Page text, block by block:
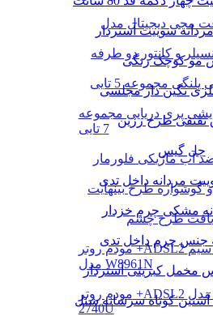
مجموعه 5 تایی
پری دریایی مجموعه
7 تایی
ماژیکی فلورمار
گوشواره طرح بینهایت
بافت طرح چشم
مودم روتر +ADSL2 بی سیم TP-LINK
مدل W8961N
مودم روتر +ADSL2 بی سیم نتنزا مدل
2740U
سوییت آستردار
مو کوچک رنگی
نگین دار مجلسی
تقتقی طرح رزین
چل گیس
مردانه داخل تدی
مشکی چرم خزدار
جنس چرم داخل تدی
مخمل کبریتی آستردار
کوتاه سرشانه شنل